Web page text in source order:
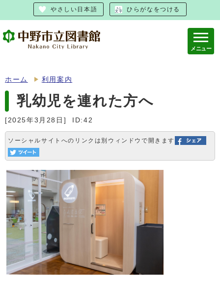
やさしい日本語 ひらがなをつける
メニュー
ホーム 利用案内
乳幼児を連れた方へ
[2025年3月28日] ID:42
ソーシャルサイトへのリンクは別ウィンドウで開きます